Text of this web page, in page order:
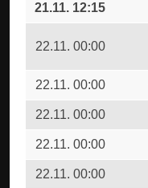
21.11. 12:15
22.11. 00:00
22.11. 00:00
22.11. 00:00
22.11. 00:00
22.11. 00:00